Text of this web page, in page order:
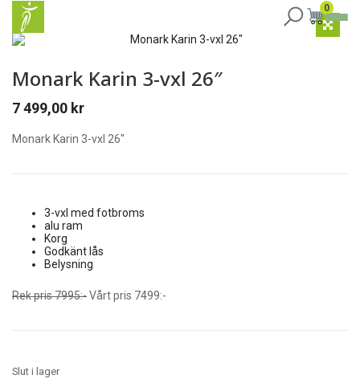
0
Monark Karin 3-vxl 26″
7 499,00 kr
Monark Karin 3-vxl 26″
3-vxl med fotbroms
alu ram
Korg
Godkänt lås
Belysning
Rek pris 7995:-Vårt pris 7499:-
Slut i lager